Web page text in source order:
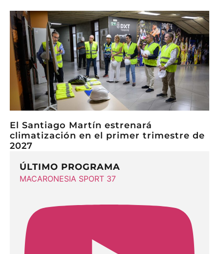
El Santiago Martín estrenará
climatización en el primer trimestre de
2027
ÚLTIMO PROGRAMA
MACARONESIA SPORT 37